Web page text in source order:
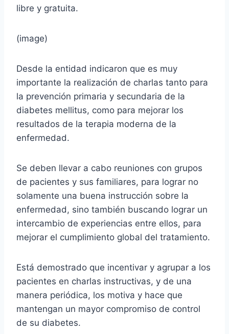
libre y gratuita.
(image)
Desde la entidad indicaron que es muy
importante la realización de charlas tanto para
la prevención primaria y secundaria de la
diabetes mellitus, como para mejorar los
resultados de la terapia moderna de la
enfermedad.
Se deben llevar a cabo reuniones con grupos
de pacientes y sus familiares, para lograr no
solamente una buena instrucción sobre la
enfermedad, sino también buscando lograr un
intercambio de experiencias entre ellos, para
mejorar el cumplimiento global del tratamiento.
Está demostrado que incentivar y agrupar a los
pacientes en charlas instructivas, y de una
manera periódica, los motiva y hace que
mantengan un mayor compromiso de control
de su diabetes.